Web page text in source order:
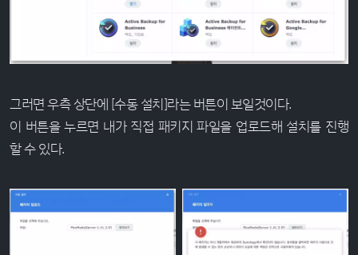
그러면 우측 상단에 [수동 설치]라는 버튼이 보일것이다.
이 버튼을 누르면 내가 직접 패키지 파일을 업로드해 설치를 진행
할 수 있다.